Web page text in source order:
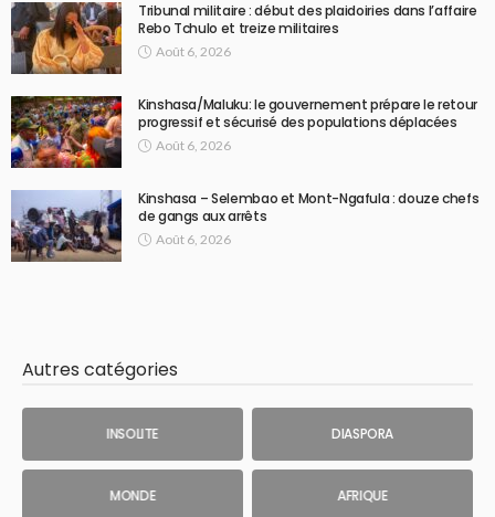
Tribunal militaire : début des plaidoiries dans l’affaire
Rebo Tchulo et treize militaires
Août 6, 2026
Kinshasa/Maluku: le gouvernement prépare le retour
progressif et sécurisé des populations déplacées
Août 6, 2026
Kinshasa – Selembao et Mont-Ngafula : douze chefs
de gangs aux arrêts
Août 6, 2026
Autres catégories
INSOLITE DIASPORA
MONDE AFRIQUE